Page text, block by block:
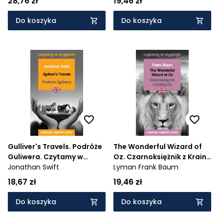
Do koszyka Do koszyka
Gulliver's Travels. Podróże
Guliwera. Czytamy w
oryginale
Jonathan Swift
18,67 zł
Do koszyka
The Wonderful Wizard of
Oz. Czarnoksiężnik z Krainy
Oz. Czytamy w oryginale
Lyman Frank Baum
19,46 zł
Do koszyka